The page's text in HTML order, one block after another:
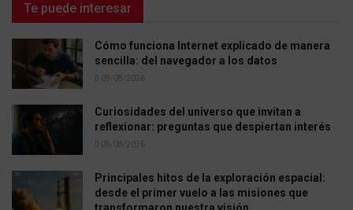
Te puede interesar
Cómo funciona Internet explicado de manera
sencilla: del navegador a los datos
09/08/2026
Curiosidades del universo que invitan a
reflexionar: preguntas que despiertan interés
09/08/2026
Principales hitos de la exploración espacial:
desde el primer vuelo a las misiones que